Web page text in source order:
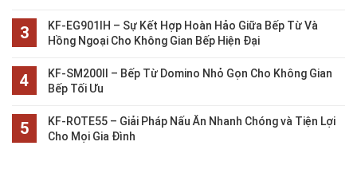
KF-EG901IH – Sự Kết Hợp Hoàn Hảo Giữa Bếp Từ Và
Hồng Ngoại Cho Không Gian Bếp Hiện Đại
KF-SM200II – Bếp Từ Domino Nhỏ Gọn Cho Không Gian
Bếp Tối Ưu
KF-ROTE55 – Giải Pháp Nấu Ăn Nhanh Chóng và Tiện Lợi
Cho Mọi Gia Đình